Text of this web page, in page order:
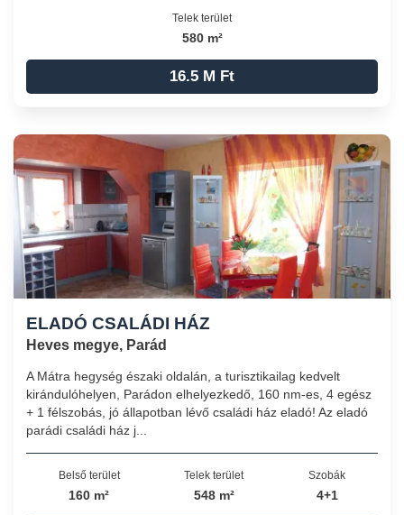
Telek terület
580 m²
16.5 M Ft
ELADÓ CSALÁDI HÁZ
Heves megye, Parád
A Mátra hegység északi oldalán, a turisztikailag kedvelt
kirándulóhelyen, Parádon elhelyezkedő, 160 nm-es, 4 egész
+ 1 félszobás, jó állapotban lévő családi ház eladó! Az eladó
parádi családi ház j...
Belső terület
160 m²
Telek terület
548 m²
Szobák
4+1